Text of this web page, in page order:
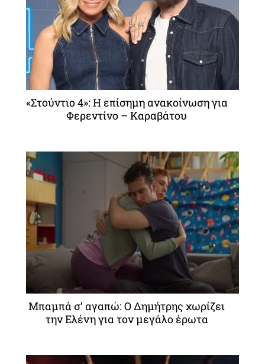
«Στούντιο 4»: Η επίσημη ανακοίνωση για
Φερεντίνο – Καραβάτου
Μπαμπά σ’ αγαπώ: Ο Δημήτρης χωρίζει
την Ελένη για τον μεγάλο έρωτα